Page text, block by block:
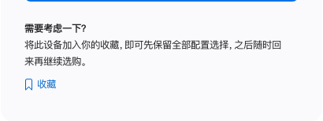
需要考虑一下？
将此设备加入你的收藏，即可先保留全部配置选择，之后随时回
来再继续选购。
收藏